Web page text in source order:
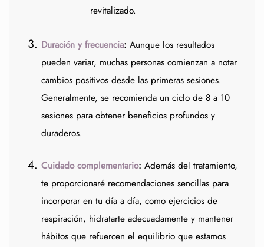
revitalizado.
Duración y frecuencia: Aunque los resultados
pueden variar, muchas personas comienzan a notar
cambios positivos desde las primeras sesiones.
Generalmente, se recomienda un ciclo de 8 a 10
sesiones para obtener beneficios profundos y
duraderos.
Cuidado complementario: Además del tratamiento,
te proporcionaré recomendaciones sencillas para
incorporar en tu día a día, como ejercicios de
respiración, hidratarte adecuadamente y mantener
hábitos que refuercen el equilibrio que estamos